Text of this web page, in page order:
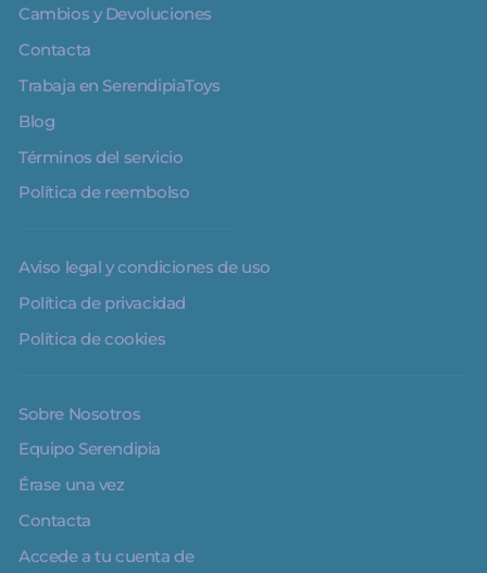
Cambios y Devoluciones
Contacta
Trabaja en SerendipiaToys
Blog
Términos del servicio
Política de reembolso
Aviso legal y condiciones de uso
Política de privacidad
Política de cookies
Sobre Nosotros
Equipo Serendipia
Érase una vez
Contacta
Accede a tu cuenta de